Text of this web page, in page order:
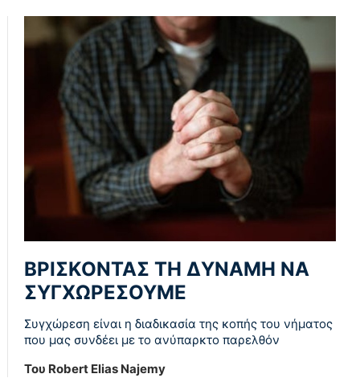
ΒΡΙΣΚΟΝΤΑΣ ΤΗ ΔΥΝΑΜΗ ΝΑ
ΣΥΓΧΩΡΕΣΟΥΜΕ
Συγχώρεση είναι η διαδικασία της κοπής του νήματος
που μας συνδέει με το ανύπαρκτο παρελθόν
Του Robert Elias Najemy